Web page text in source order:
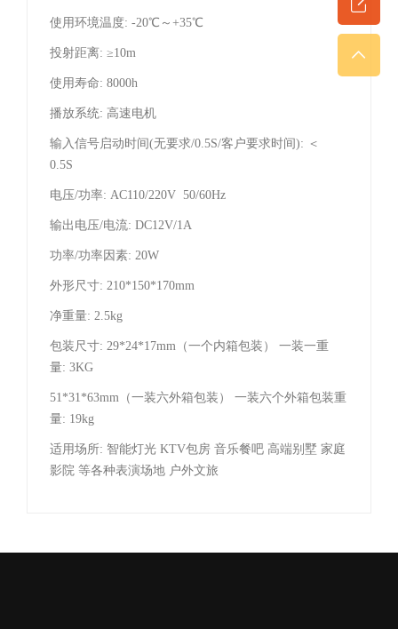
使用环境温度: -20℃～+35℃
投射距离: ≥10m
使用寿命: 8000h
播放系统: 高速电机
输入信号启动时间(无要求/0.5S/客户要求时间): ＜
0.5S
电压/功率: AC110/220V 50/60Hz
输出电压/电流: DC12V/1A
功率/功率因素: 20W
外形尺寸: 210*150*170mm
净重量: 2.5kg
包装尺寸: 29*24*17mm（一个内箱包装） 一装一重
量: 3KG
51*31*63mm（一装六外箱包装） 一装六个外箱包装重
量: 19kg
适用场所: 智能灯光 KTV包房 音乐餐吧 高端别墅 家庭
影院 等各种表演场地 户外文旅